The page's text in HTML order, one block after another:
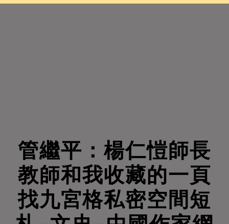
管繼平：楊仁愷師長
教師和我收藏的一頁
找九宮格私密空間短